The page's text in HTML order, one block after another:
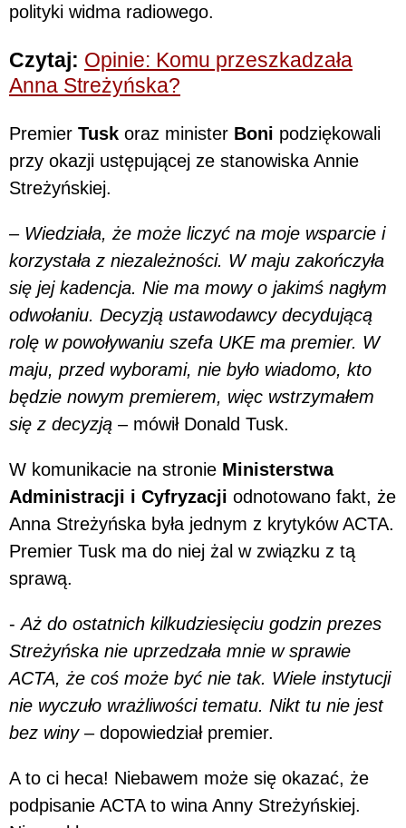
polityki widma radiowego.
Czytaj: Opinie: Komu przeszkadzała
Anna Streżyńska?
Premier Tusk oraz minister Boni podziękowali
przy okazji ustępującej ze stanowiska Annie
Streżyńskiej.
– Wiedziała, że może liczyć na moje wsparcie i
korzystała z niezależności. W maju zakończyła
się jej kadencja. Nie ma mowy o jakimś nagłym
odwołaniu. Decyzją ustawodawcy decydującą
rolę w powoływaniu szefa UKE ma premier. W
maju, przed wyborami, nie było wiadomo, kto
będzie nowym premierem, więc wstrzymałem
się z decyzją – mówił Donald Tusk.
W komunikacie na stronie Ministerstwa
Administracji i Cyfryzacji odnotowano fakt, że
Anna Streżyńska była jednym z krytyków ACTA.
Premier Tusk ma do niej żal w związku z tą
sprawą.
-Aż do ostatnich kilkudziesięciu godzin prezes
Streżyńska nie uprzedzała mnie w sprawie
ACTA, że coś może być nie tak. Wiele instytucji
nie wyczuło wrażliwości tematu. Nikt tu nie jest
bez winy– dopowiedział premier.
A to ci heca! Niebawem może się okazać, że
podpisanie ACTA to wina Anny Streżyńskiej.